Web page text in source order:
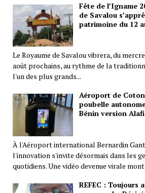
Fête de l’Igname
de Savalou
patrimoine du 12
Le Royaume de Savalou vibrera, du
août prochains, au rythme de la
l'un des plus grands...
Aéroport de
poubelle
Bénin version
À l'Aéroport international Bernardin
l'innovation s'invite désormais dans les
quotidiens. Une vidéo devenue virale
REFEC : Toujours